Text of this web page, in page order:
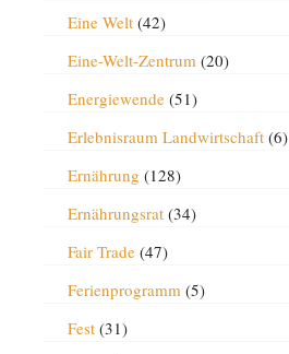
Eine Welt(42)
Eine-Welt-Zentrum(20)
Energiewende(51)
Erlebnisraum Landwirtschaft(6)
Ernährung (128)
Ernährungsrat(34)
Fair Trade(47)
Ferienprogramm(5)
Fest(31)